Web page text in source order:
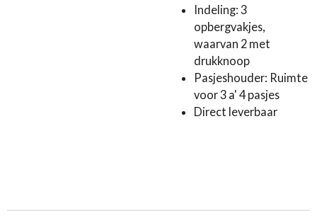
Indeling: 3
opbergvakjes,
waarvan 2 met
drukknoop
Pasjeshouder: Ruimte
voor 3 a' 4 pasjes
Direct leverbaar